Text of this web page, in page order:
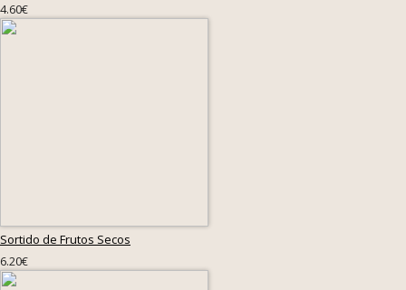
4.60€
Sortido de Frutos Secos
6.20€